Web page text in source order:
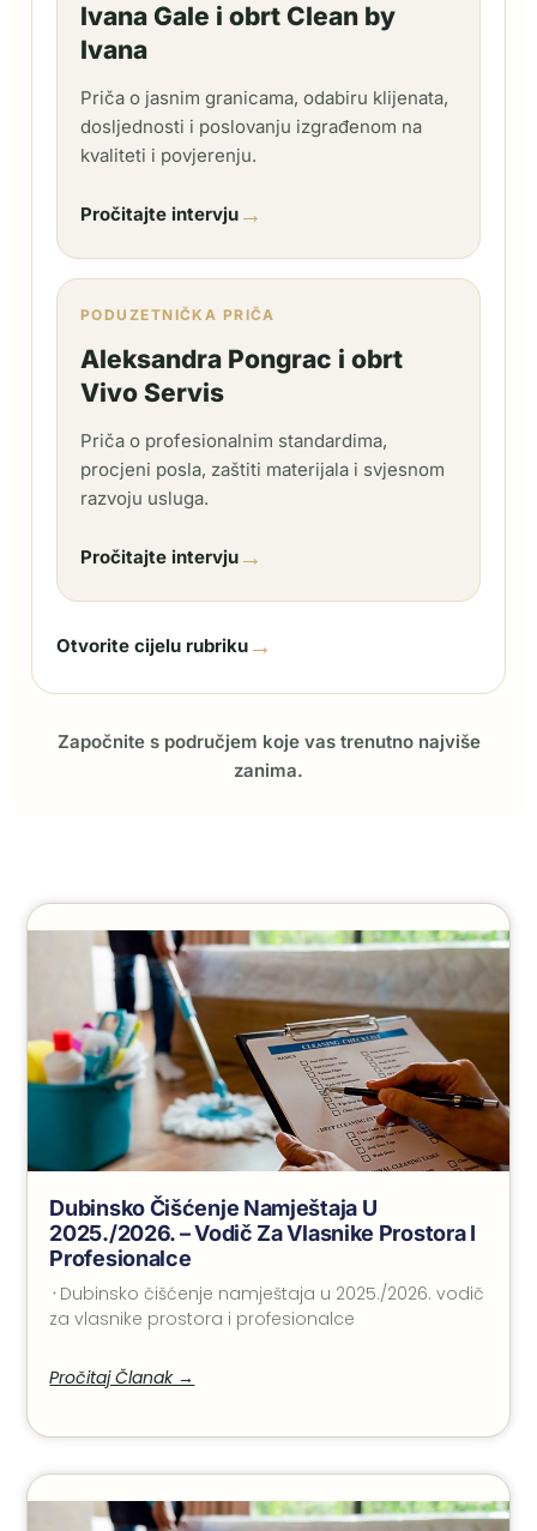
Ivana Gale i obrt Clean by
Ivana
Priča o jasnim granicama, odabiru klijenata,
dosljednosti i poslovanju izgrađenom na
kvaliteti i povjerenju.
Pročitajte intervju →
PODUZETNIČKA PRIČA
Aleksandra Pongrac i obrt
Vivo Servis
Priča o profesionalnim standardima,
procjeni posla, zaštiti materijala i svjesnom
razvoju usluga.
Pročitajte intervju →
Otvorite cijelu rubriku →
Započnite s područjem koje vas trenutno najviše
zanima.
Dubinsko Čišćenje Namještaja U
2025./2026. – Vodič Za Vlasnike Prostora I
Profesionalce
᠂ Dubinsko čišćenje namještaja u 2025./2026. vodič
za vlasnike prostora i profesionalce
Pročitaj Članak →